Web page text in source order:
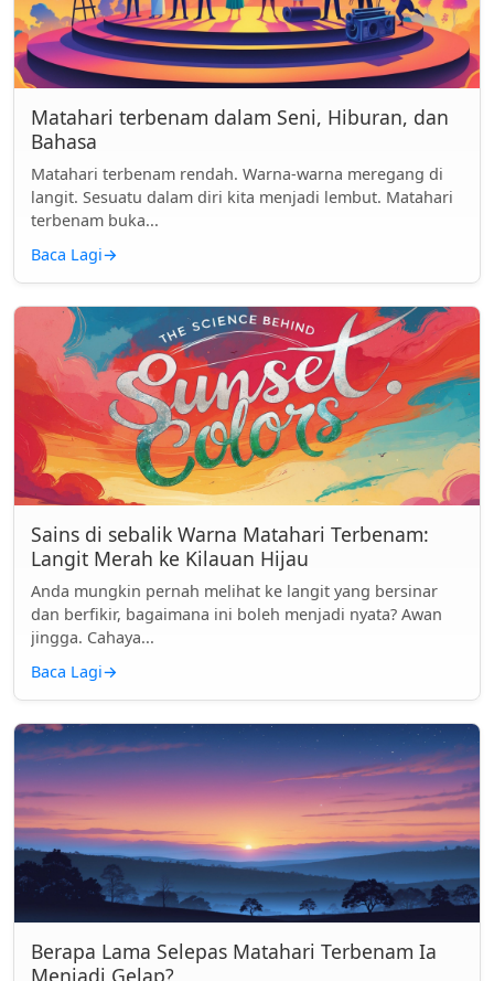
Matahari terbenam dalam Seni, Hiburan, dan
Bahasa
Matahari terbenam rendah. Warna-warna meregang di
langit. Sesuatu dalam diri kita menjadi lembut. Matahari
terbenam buka...
Baca Lagi→
Sains di sebalik Warna Matahari Terbenam:
Langit Merah ke Kilauan Hijau
Anda mungkin pernah melihat ke langit yang bersinar
dan berfikir, bagaimana ini boleh menjadi nyata? Awan
jingga. Cahaya...
Baca Lagi→
Berapa Lama Selepas Matahari Terbenam Ia
Menjadi Gelap?